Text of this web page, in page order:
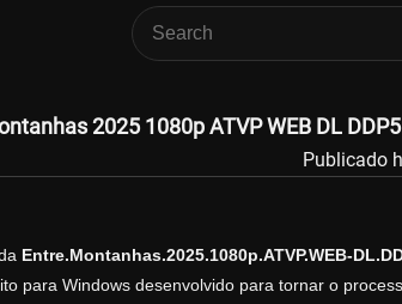
2025 1080p ATVP WEB DL
Publicado
Entre.Montanhas.2025.1080p.ATVP.WEB-
para Windows desenvolvido para tornar o